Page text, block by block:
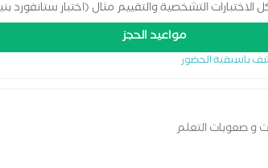
التشخصية والتقييم مثال (اختبار ستانفورد
وتشتت الانتباة_اختبارات الشخصية )
مواعيد الحجز
باسبقية الحضور
و صعوبات التعلم